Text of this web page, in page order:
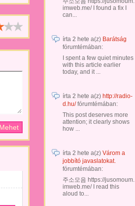
imweb.me/ I found a fix I
can...
írta 2 hete a(z) Barátság
fórumtémában:
I spent a few quiet minutes
with this article earlier
today, and it ...
írta 2 hete a(z) http://radio-
d.hu/fórumtémában:
This post deserves more
attention; it clearly shows
how ...
írta 2 hete a(z) Várom a
jobbító javaslatokat.
fórumtémában:
주소모음 https://jusomoum.
imweb.me/ I read this
aloud to...